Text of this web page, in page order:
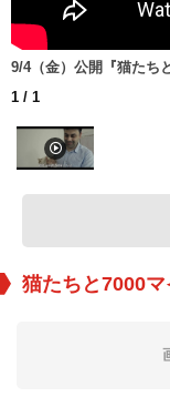
9/4（金）公開『猫たち
1 / 1
猫たちと7000